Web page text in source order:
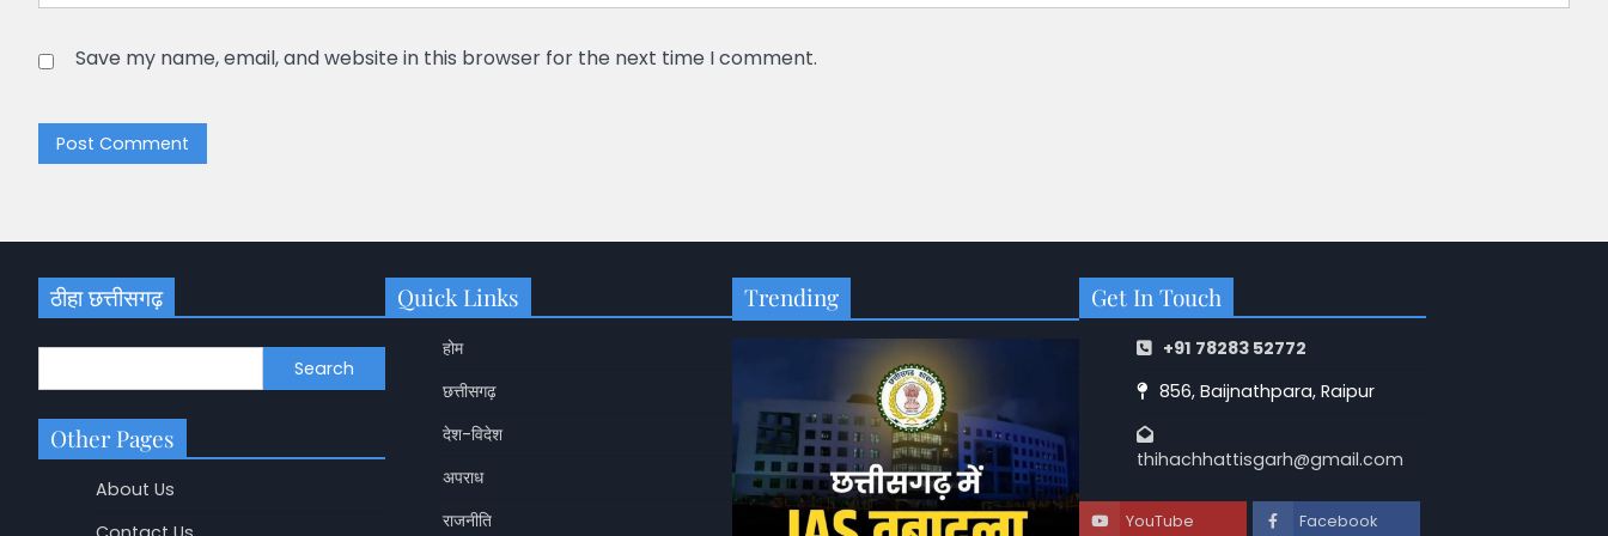
Save my name, email, and website in this browser for the next time I comment.
ठीहा छत्तीसगढ़
Search
Other Pages
About Us
Quick Links
होम
छत्तीसगढ़
देश-विदेश
अपराध
राजनीति
Trending Get In Touch
+91 78283 52772
856, Baijnathpara, Raipur
thihachhattisgarh@gmail.com
YouTube Facebook